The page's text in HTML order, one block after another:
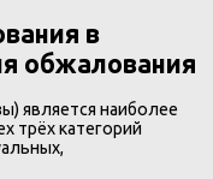
в
обжалования
является наиболее
трёх категорий